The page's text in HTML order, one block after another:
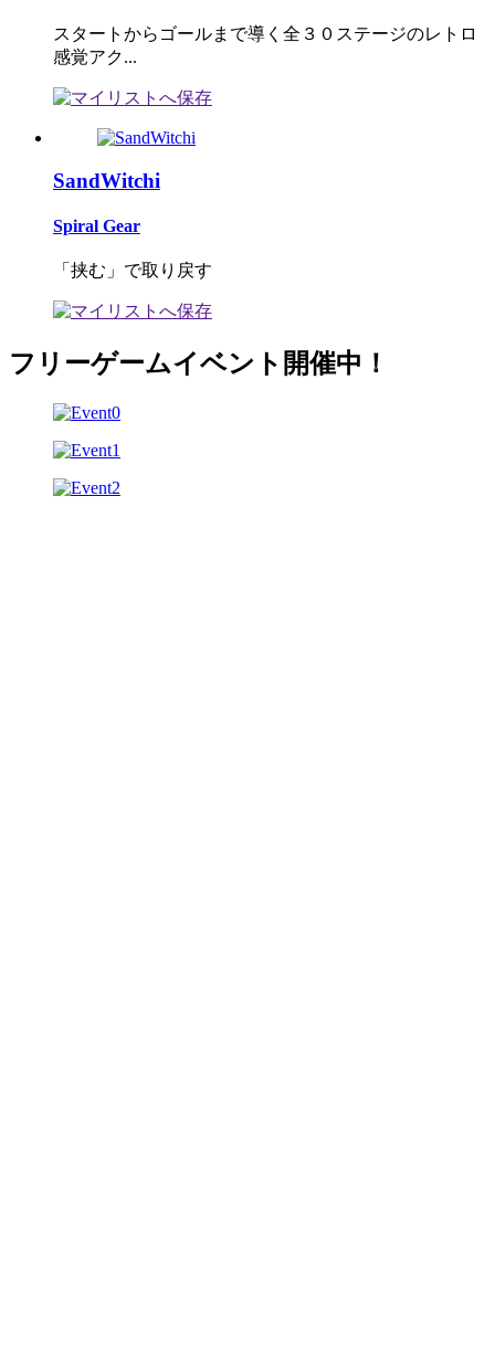
スタートからゴールまで導く全３０ステージのレトロ
感覚アク...
SandWitchi
Spiral Gear
「挟む」で取り戻す
フリーゲームイベント開催中！